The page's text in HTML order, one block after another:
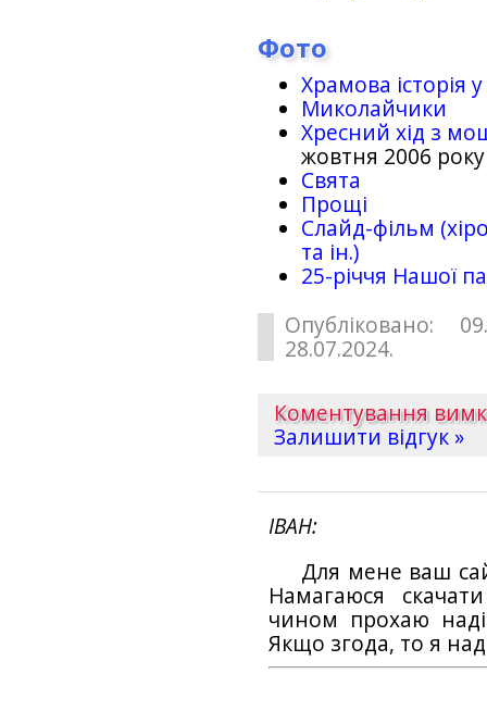
Фото
Храмова історія
Миколайчики
Хресний хід з
жовтня 2006 року
Свята
Прощі
Слайд-фільм
та ін.)
25-рiччя Нашої
Опубліковано:
28.07.2024.
Коментування
Залишити відгук »
ІВАН
Для мене ваш
Намагаюся
чином прохаю
Якщо згода, то я